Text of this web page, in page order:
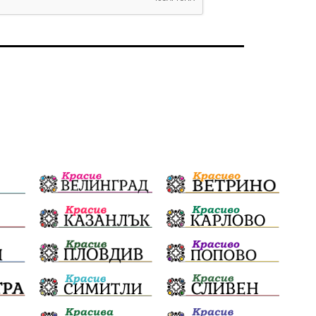
досъдебно производство Добро дело
Благотворителност Апостол Апостолов
фолклор пострадал
насилие Пътна безопасност